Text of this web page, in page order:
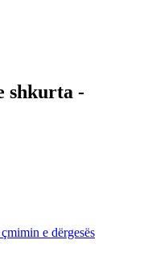
shkurta -
e dërgesës